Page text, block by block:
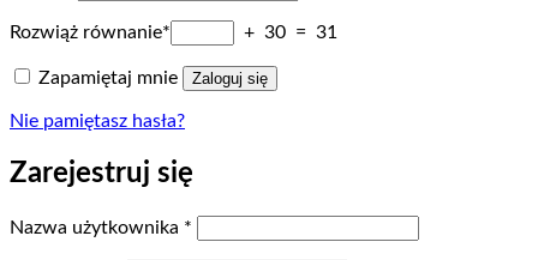
Rozwiąż równanie* + 30 = 31
Zapamiętaj mnie Zaloguj się
Nie pamiętasz hasła?
Zarejestruj się
Nazwa użytkownika *